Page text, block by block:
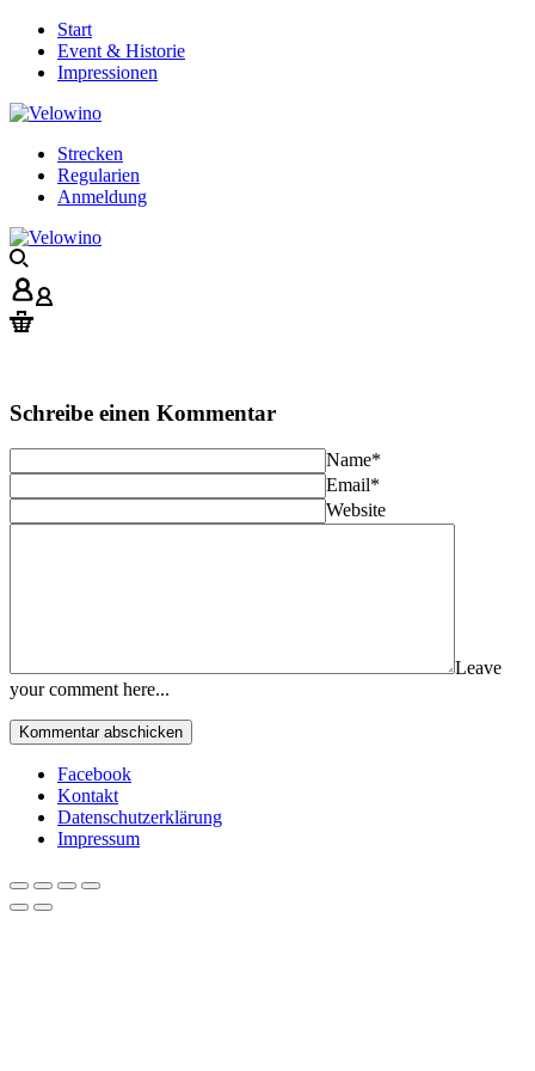
Start
Event & Historie
Impressionen
Strecken
Regularien
Anmeldung
Schreibe einen Kommentar
Name*
Email*
Website
Leave
your comment here...
Facebook
Kontakt
Datenschutzerklärung
Impressum